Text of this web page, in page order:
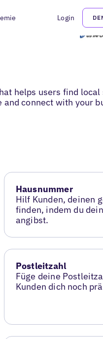
Login
helps users find
connect with your
Hausnummer
Hilf Kunden, deinen
finden, indem du
angibst.
Postleitzahl
Füge deine
Kunden dich noch